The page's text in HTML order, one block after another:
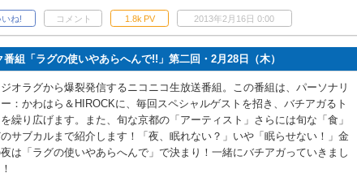
いね! コメント 1.8k PV 2013年2月16日 0:00
組「ラグの使いやあらへんで!!」第二回・2月28日（木）
オラグから爆裂発信するニコニコ生放送番組。この番組は、パーソナリ
：かわはら＆HIROCKに、毎回スペシャルゲストを招き、バチアガるト
繰り広げます。また、旬な京都の「アーティスト」さらには旬な「食」
サブカルまで紹介します！「夜、眠れない？」いや「眠らせない！」金
は「ラグの使いやあらへんで」で決まり！一緒にバチアガっていきまし